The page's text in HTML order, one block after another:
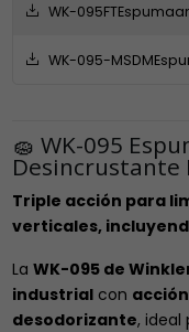
WK-
WK-095-
🧽 WK-095
Desincrustante
Triple acción para
verticales,
La WK-095 de
industrialcon
desodorizante, ideal